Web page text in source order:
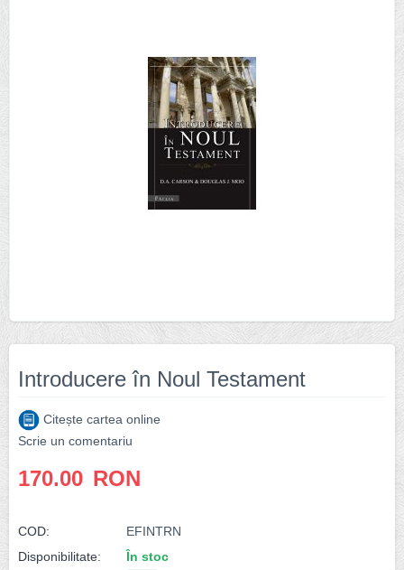
Introducere în Noul Testament
Citește cartea online
Scrie un comentariu
170.00 RON
COD:
EFINTRN
Disponibilitate:
În stoc